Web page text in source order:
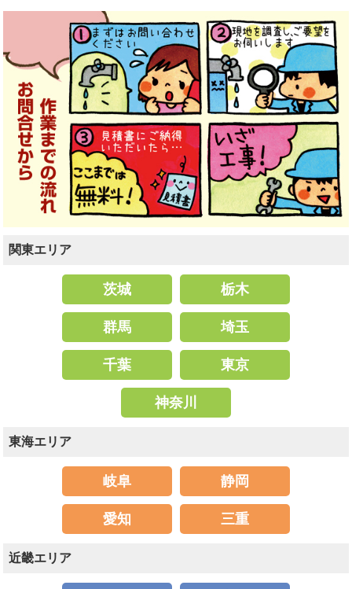
関東エリア
茨城 栃木
群馬 埼玉
千葉 東京
神奈川
東海エリア
岐阜 静岡
愛知 三重
近畿エリア